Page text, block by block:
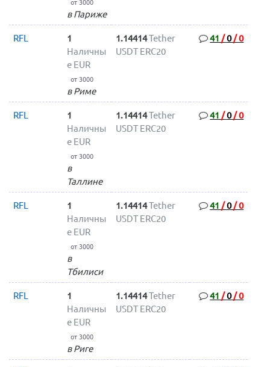
от 3000
в Париже
RFL
1
Наличны
е EUR
от 3000
в Риме
1.14414Tether
USDT ERC20
41 /0/0
RFL
1
Наличны
е EUR
от 3000
в
Таллине
1.14414Tether
USDT ERC20
41 /0/0
RFL
1
Наличны
е EUR
от 3000
в
Тбилиси
1.14414Tether
USDT ERC20
41 /0/0
RFL
1
Наличны
е EUR
от 3000
в Риге
1.14414Tether
USDT ERC20
41 /0/0